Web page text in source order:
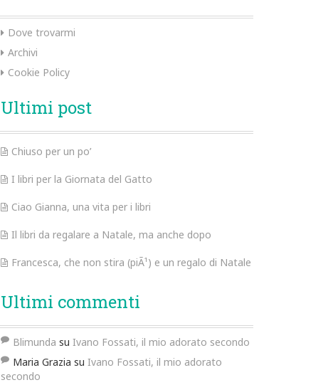
Dove trovarmi
Archivi
Cookie Policy
Ultimi post
Chiuso per un po’
I libri per la Giornata del Gatto
Ciao Gianna, una vita per i libri
Il libri da regalare a Natale, ma anche dopo
Francesca, che non stira (piÃ¹) e un regalo di Natale
Ultimi commenti
Blimunda su Ivano Fossati, il mio adorato secondo
Maria Grazia su Ivano Fossati, il mio adorato
secondo